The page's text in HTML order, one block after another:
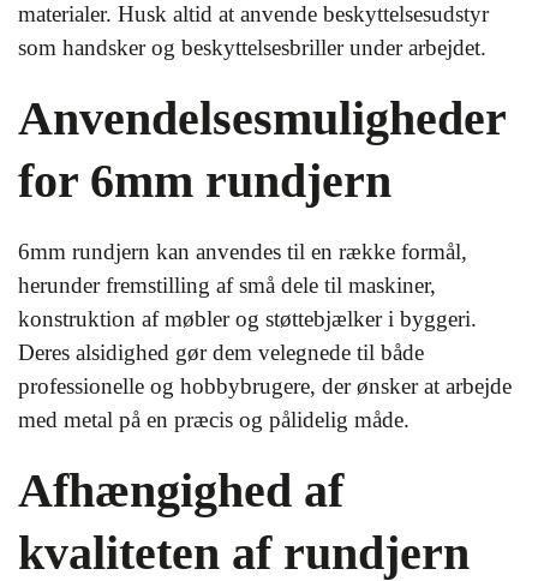
materialer. Husk altid at anvende beskyttelsesudstyr
som handsker og beskyttelsesbriller under arbejdet.
Anvendelsesmuligheder
for 6mm rundjern
6mm rundjern kan anvendes til en række formål,
herunder fremstilling af små dele til maskiner,
konstruktion af møbler og støttebjælker i byggeri.
Deres alsidighed gør dem velegnede til både
professionelle og hobbybrugere, der ønsker at arbejde
med metal på en præcis og pålidelig måde.
Afhængighed af
kvaliteten af rundjern